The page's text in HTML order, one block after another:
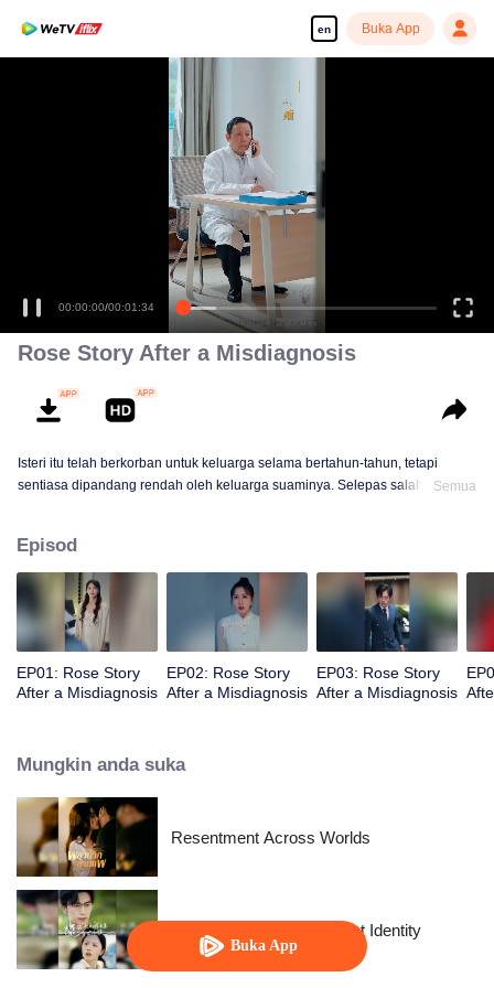
en Buka App
Buka App
Enjoy smooth and HD episodes
00:00:00/00:01:34
Rose Story After a Misdiagnosis
Isteri itu telah berkorban untuk keluarga selama bertahun-tahun, tetapi
sentiasa dipandang rendah oleh keluarga suaminya. Selepas salah
Semua
Episod
EP01: Rose Story
After a Misdiagnosis
EP02: Rose Story
After a Misdiagnosis
EP03: Rose Story
After a Misdiagnosis
Mungkin anda suka
Resentment Across Worlds
The Street Vendor's Secret Identity